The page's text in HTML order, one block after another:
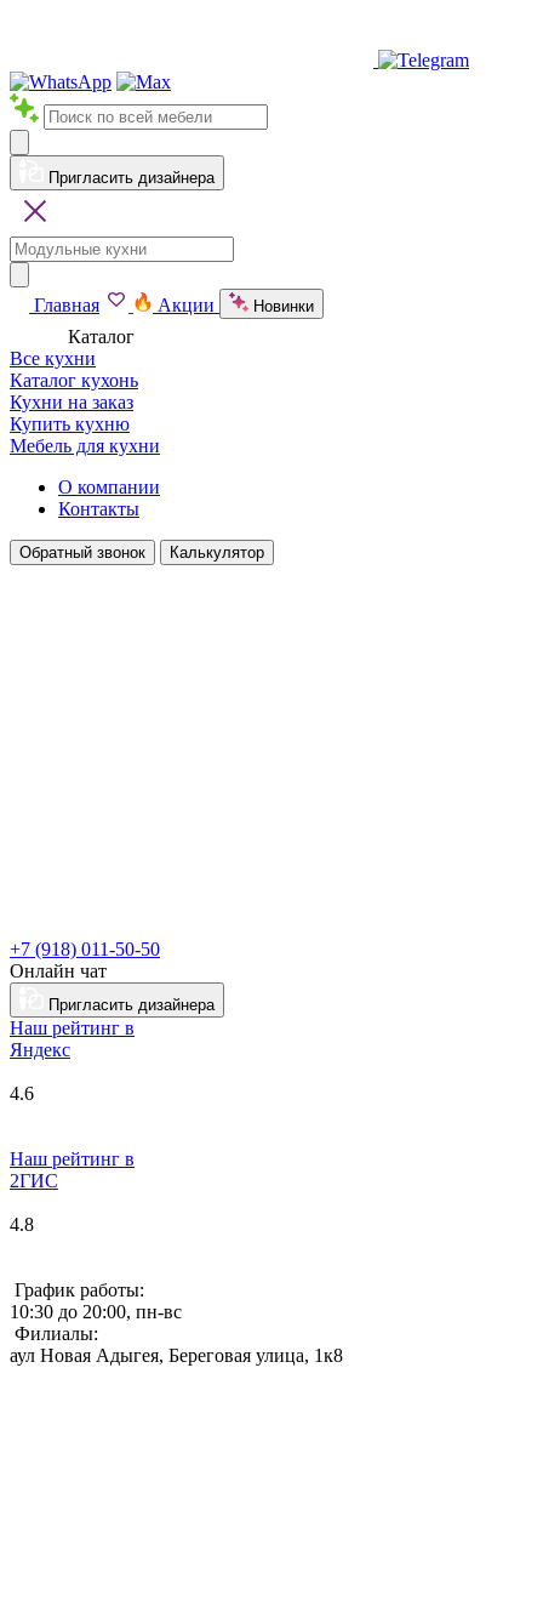
Пригласить дизайнера
Главная Акции Новинки
Каталог
Все кухни
Каталог кухонь
Кухни на заказ
Купить кухню
Мебель для кухни
О компании
Контакты
Обратный звонок Калькулятор
+7 (918) 011-50-50
Онлайн чат
Пригласить дизайнера
Наш рейтинг в
Яндекс
4.6
Наш рейтинг в
2ГИС
4.8
График работы:
10:30 до 20:00, пн-вс
Филиалы:
аул Новая Адыгея, Береговая улица, 1к8